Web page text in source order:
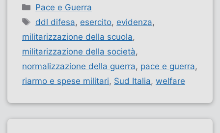
Categorie
Pace e Guerra
Tag
ddl difesa, esercito, evidenza,
militarizzazione della scuola,
militarizzazione della società,
normalizzazione della guerra, pace e guerra,
riarmo e spese militari, Sud Italia, welfare